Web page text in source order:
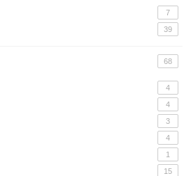
7
39
68
4
4
3
4
1
15